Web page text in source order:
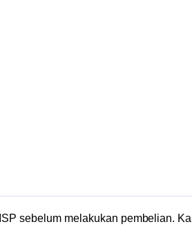
sebelum melakukan pembelian.